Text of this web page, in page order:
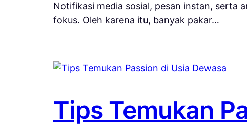
Notifikasi media sosial, pesan instan, serta
fokus. Oleh karena itu, banyak pakar…
Tips Temukan